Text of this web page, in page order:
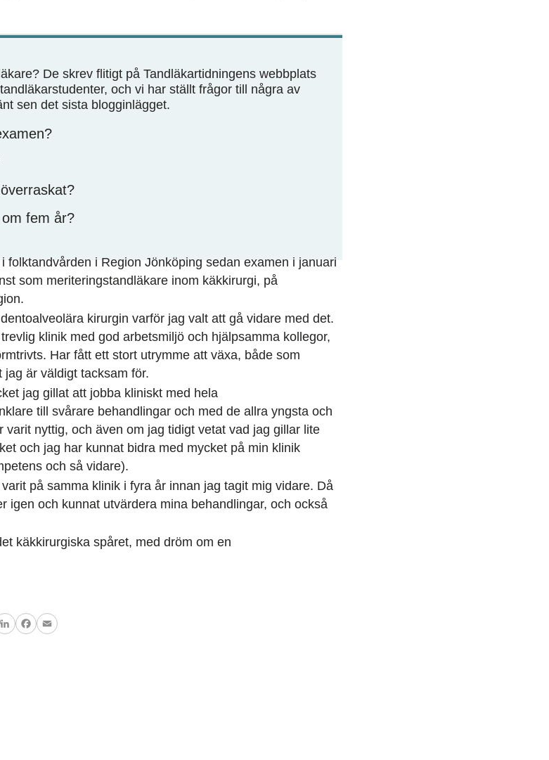
De skrev flitigt på Tandläkar­tidningens webbplats
och vi har ställt frågor till ­några av
sen det sista blogg­inlägget.
fem år?
folktandvården i Region Jönköping sedan examen i januari
som meriterings­tandläkare inom käk­kirurgi, på
kirurgin varför jag valt att gå vidare med det.
klinik med god arbetsmiljö och hjälpsamma kollegor,
Har fått ett stort utrymme att växa, både som
är väldigt tacksam för.
jag gillat att jobba kliniskt med hela
till svårare behandlingar och med de allra yngsta och
varit nyttig, och även om jag tidigt vetat vad jag gillar lite
och jag har kunnat bidra med mycket på min klinik
och så vidare).
på samma klinik i fyra år innan jag tagit mig vidare. Då
igen och kunnat utvärdera mina behandlingar, och också
käkkirurgiska spåret, med dröm om en
LinkedInFacebook
Email